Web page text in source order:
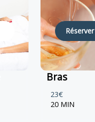
Réserver
Bras
23€
20 MIN